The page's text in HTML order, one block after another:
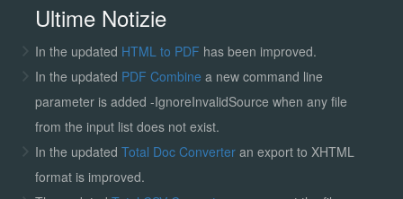
Ultime Notizie
In the updated HTML to PDF has been improved.
In the updated PDF Combine a new command line
parameter is added -IgnoreInvalidSource when any file
from the input list does not exist.
In the updated Total Doc Converter an export to XHTML
format is improved.